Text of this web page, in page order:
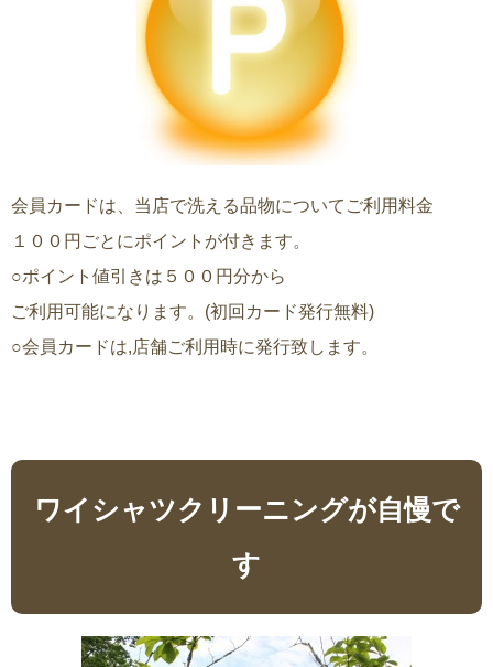
会員カードは、当店で洗える品物についてご利用料金
１００円ごとにポイントが付きます。
○ポイント値引きは５００円分から
ご利用可能になります。(初回カード発行無料)
○会員カードは,店舗ご利用時に発行致します。
ワイシャツクリーニングが自慢で
す